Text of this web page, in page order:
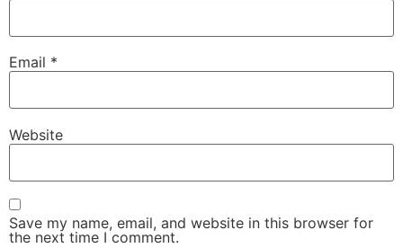
Email *
Website
Save my name, email, and website in this browser for
the next time I comment.